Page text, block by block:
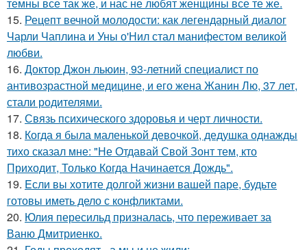
15. Рецепт вечной молодости: как легендарный диалог
Чарли Чаплина и Уны о'Нил стал манифестом великой
любви.
16. Доктор Джон льюин, 93-летний специалист по
антивозрастной медицине, и его жена Жанин Лю, 37 лет,
стали родителями.
17. Связь психического здоровья и черт личности.
18. Когда я была маленькой девочкой, дедушка однажды
тихо сказал мне: "Не Отдавай Свой Зонт тем, кто
Приходит, Только Когда Начинается Дождь".
19. Eсли вы хотите долгой жизни вашей паре, будьте
готовы иметь дело с конфликтами.
20. Юлия пересильд призналась, что переживает за
Ваню Дмитриенко.